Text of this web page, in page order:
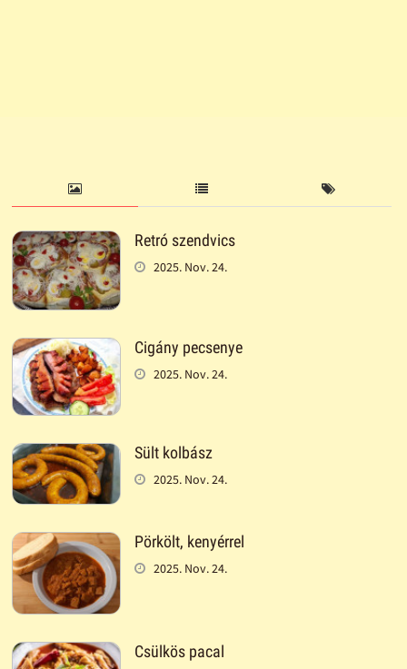
Retró szendvics
2025. Nov. 24.
Cigány pecsenye
2025. Nov. 24.
Sült kolbász
2025. Nov. 24.
Pörkölt, kenyérrel
2025. Nov. 24.
Csülkös pacal